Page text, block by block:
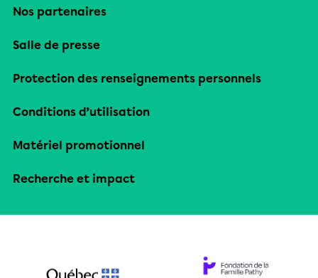
Nos partenaires
Salle de presse
Protection des renseignements personnels
Conditions d’utilisation
Matériel promotionnel
Recherche et impact